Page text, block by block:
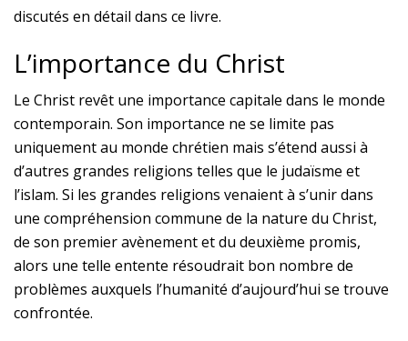
discutés en détail dans ce livre.
L’importance du Christ
Le Christ revêt une importance capitale dans le monde
contemporain. Son importance ne se limite pas
uniquement au monde chrétien mais s’étend aussi à
d’autres grandes religions telles que le judaïsme et
l’islam. Si les grandes religions venaient à s’unir dans
une compréhension commune de la nature du Christ,
de son premier avènement et du deuxième promis,
alors une telle entente résoudrait bon nombre de
problèmes auxquels l’humanité d’aujourd’hui se trouve
confrontée.